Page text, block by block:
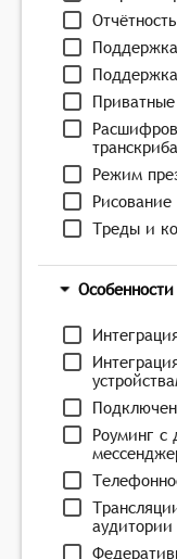
Режим
Рисование
Треды и
Особенности
Роуминг с
аудитории